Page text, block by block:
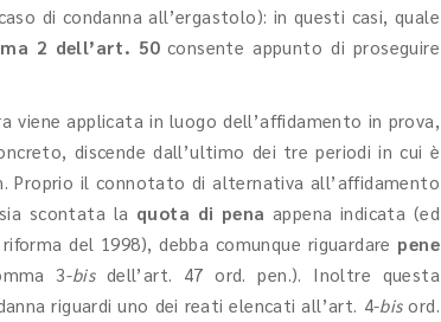
di condanna all’ergastolo): in questi casi, quale
2 dell’art. 50consente appunto di proseguire
viene applicata in luogo dell’affidamento in prova,
discende dall’ultimo dei tre periodi in cui è
Proprio il connotato di alternativa all’affidamento
scontata la quota di pena appena indicata (ed
del 1998), debba comunque riguardare pene
3-bisdell’art. 47 ord. pen.). Inoltre questa
riguardi uno dei reati elencati all’art. 4-bisord.